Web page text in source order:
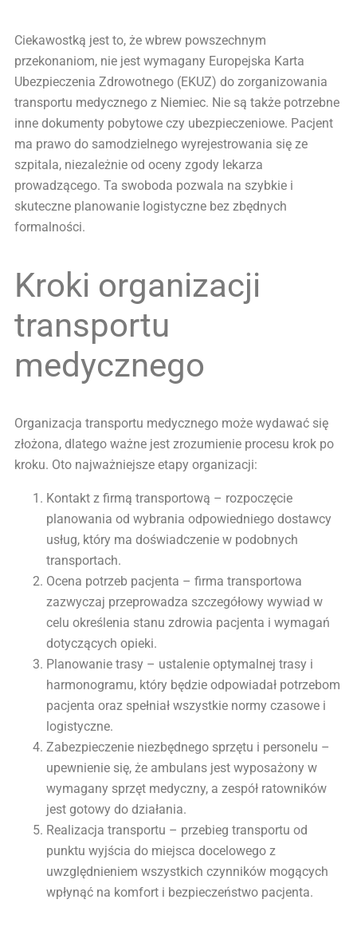
Ciekawostką jest to, że wbrew powszechnym
przekonaniom, nie jest wymagany Europejska Karta
Ubezpieczenia Zdrowotnego (EKUZ) do zorganizowania
transportu medycznego z Niemiec. Nie są także potrzebne
inne dokumenty pobytowe czy ubezpieczeniowe. Pacjent
ma prawo do samodzielnego wyrejestrowania się ze
szpitala, niezależnie od oceny zgody lekarza
prowadzącego. Ta swoboda pozwala na szybkie i
skuteczne planowanie logistyczne bez zbędnych
formalności.
Kroki organizacji
transportu
medycznego
Organizacja transportu medycznego może wydawać się
złożona, dlatego ważne jest zrozumienie procesu krok po
kroku. Oto najważniejsze etapy organizacji:
Kontakt z firmą transportową – rozpoczęcie
planowania od wybrania odpowiedniego dostawcy
usług, który ma doświadczenie w podobnych
transportach.
Ocena potrzeb pacjenta – firma transportowa
zazwyczaj przeprowadza szczegółowy wywiad w
celu określenia stanu zdrowia pacjenta i wymagań
dotyczących opieki.
Planowanie trasy – ustalenie optymalnej trasy i
harmonogramu, który będzie odpowiadał potrzebom
pacjenta oraz spełniał wszystkie normy czasowe i
logistyczne.
Zabezpieczenie niezbędnego sprzętu i personelu –
upewnienie się, że ambulans jest wyposażony w
wymagany sprzęt medyczny, a zespół ratowników
jest gotowy do działania.
Realizacja transportu – przebieg transportu od
punktu wyjścia do miejsca docelowego z
uwzględnieniem wszystkich czynników mogących
wpłynąć na komfort i bezpieczeństwo pacjenta.